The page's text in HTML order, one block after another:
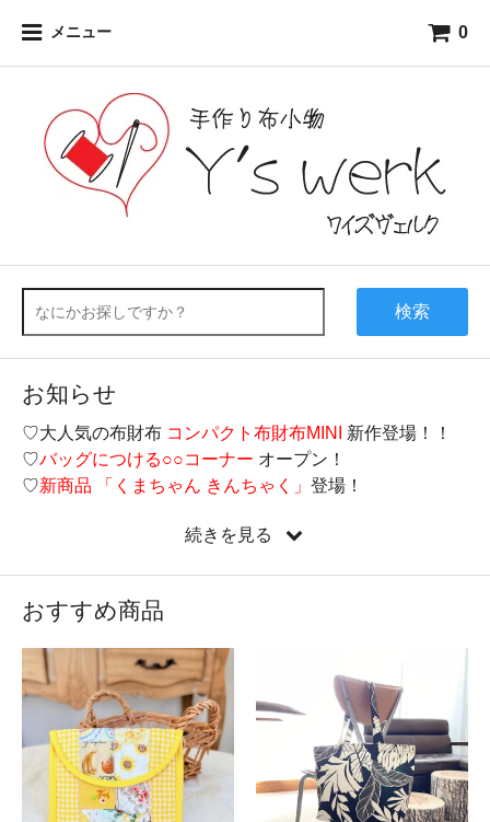
メニュー 0
検索
お知らせ
♡大人気の布財布 コンパクト布財布MINI 新作登場！！
♡バッグにつける○○コーナー オープン！
♡新商品 「くまちゃん きんちゃく」 登場！
♡遂に来ました！LIBERTY全品半額SALE実施中
続きを見る
おすすめ商品